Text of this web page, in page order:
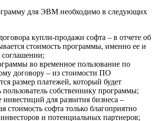
для ЭВМ необходимо в следующих
купли-продажи софта – в отчете об
стоимость программы, именно ее и
во временное пользование по
договору – из стоимости ПО
размер платежей, который будет
пользователь собственнику программы;
инвестиций для развития бизнеса –
стоимость софта только благоприятно
и потенциальных партнеров;